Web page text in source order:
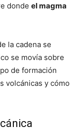
donde el magma
la cadena se
se movía sobre
de formación
volcánicas y cómo